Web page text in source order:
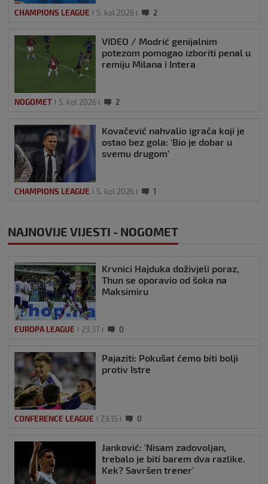
CHAMPIONS LEAGUE 5. kol 2026 2
VIDEO / Modrić genijalnim
potezom pomogao izboriti penal u
remiju Milana i Intera
NOGOMET 5. kol 2026 2
Kovačević nahvalio igrača koji je
ostao bez gola: ‘Bio je dobar u
svemu drugom’
CHAMPIONS LEAGUE 5. kol 2026 1
NAJNOVIJE VIJESTI - NOGOMET
Krvnici Hajduka doživjeli poraz,
Thun se oporavio od šoka na
Maksimiru
EUROPA LEAGUE 23:37 0
Pajaziti: Pokušat ćemo biti bolji
protiv Istre
CONFERENCE LEAGUE 23:15 0
Janković: ‘Nisam zadovoljan,
trebalo je biti barem dva razlike.
Kek? Savršen trener’